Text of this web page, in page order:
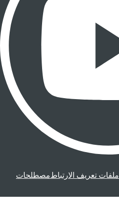
ملفات تعريف الارتباطمصطلحات